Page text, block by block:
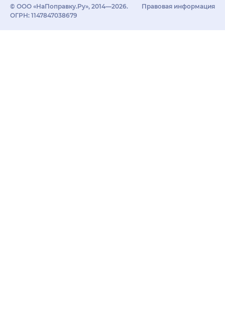
© ООО «НаПоправку.Ру», 2014—2026.
ОГРН: 1147847038679
Правовая информация